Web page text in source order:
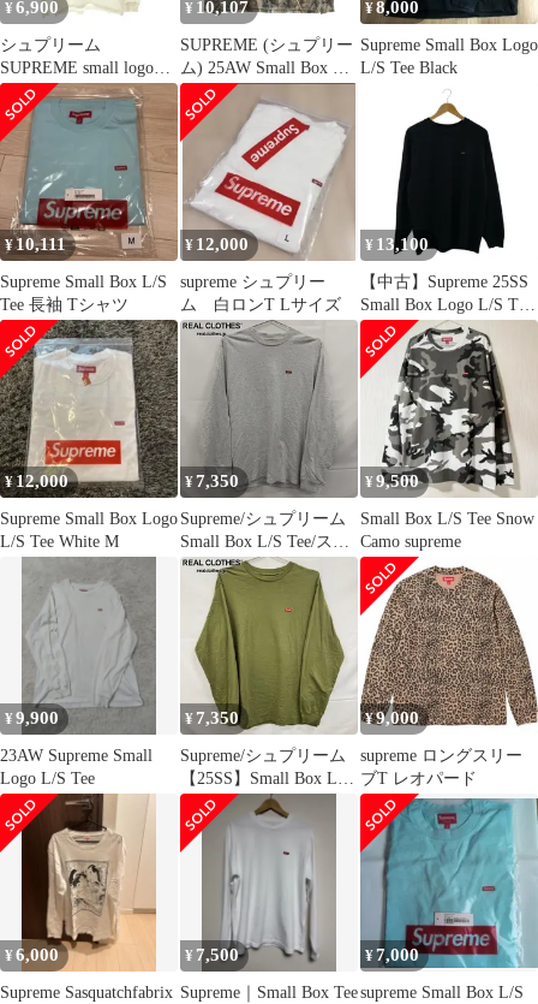
¥ 6,900
シュプリーム
SUPREME small logo
box L/S Tee ロンT Tシ
ャツ 長袖 クルーネック
S ホワイト /MY ■OS
■GY62
¥ 10,107
SUPREME (シュプリー
ム) 25AW Small Box L/S
Tee Realtree AP Camo ス
モール ボックス ロゴ
リアルツリー カモ クル
ーネック長袖Tシャツ
カットソー ロングスリ
ーブ ロンT ブラウン
¥8,000
Supreme Small Box Logo
L/S Tee Black
¥10,111
Supreme Small Box L/S
Tee 長袖 Tシャツ
¥ 12,000
supreme シュプリー
ム 白ロンT Lサイズ
¥ 13,100
【中古】Supreme 25SS
Small Box Logo L/S Tee
サイズM ブラック シ
ュプリーム[17]
¥12,000
Supreme Small Box Logo
L/S Tee White M
¥7,350
Supreme/シュプリーム
Small Box L/S Tee/スモ
ール ボックス ロゴ 長
袖Tシャツ/M
¥9,500
Small Box L/S Tee Snow
Camo supreme
¥9,900
23AW Supreme Small
Logo L/S Tee
¥ 7,350
Supreme/シュプリーム
【25SS】Small Box L/S
Tee/スモールボックス
ロゴ 長袖Tシャツ/オリ
ーブ/M
¥9,000
supreme ロングスリー
ブT レオパード
¥6,000
Supreme Sasquatchfabrix
¥ 7,500
Supreme｜Small Box Tee
¥7,000
supreme Small Box L/S